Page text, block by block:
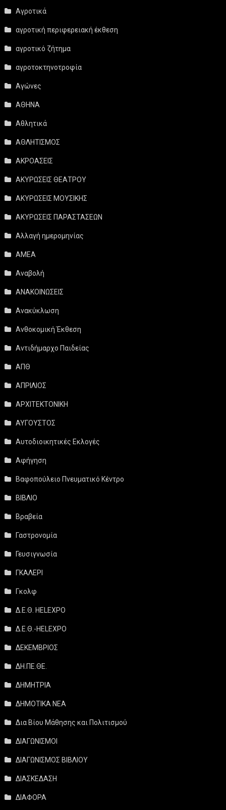
Αγροτικά
αγροτική περιφερειακή έκθεση
αγροτικό ζήτημα
αγροτοκτηνοτροφία
Αγώνες
ΑΘΗΝΑ
Αθλητικά
ΑΘΛΗΤΙΣΜΟΣ
ΑΚΡΟΑΣΕΙΣ
ΑΚΥΡΩΣΕΙΣ ΘΕΑΤΡΟΥ
ΑΚΥΡΩΣΕΙΣ ΜΟΥΣΙΚΗΣ
ΑΚΥΡΩΣΕΙΣ ΠΑΡΑΣΤΑΣΕΩΝ
Αλλαγή ημερομηνίας
ΑΜΕΑ
Αναβολή
ΑΝΑΚΟΙΝΩΣΕΙΣ
Ανακύκλωση
Ανθοκομική Έκθεση
Αντιδήμαρχο Παιδείας
ΑΠΘ
ΑΠΡΙΛΙΟΣ
ΑΡΧΙΤΕΚΤΟΝΙΚΗ
ΑΥΓΟΥΣΤΟΣ
Αυτοδιοικητικές Εκλογές
Αφήγηση
Βαφοπούλειο Πνευματικό Κέντρο
ΒΙΒΛΙΟ
Βραβεία
Γαστρονομία
Γευσιγνωσία
ΓΚΑΛΕΡΙ
Γκολφ
Δ.Ε.Θ. HELEXPO
Δ.Ε.Θ.-HELEXPO
ΔΕΚΕΜΒΡΙΟΣ
ΔΗ.ΠΕ.ΘΕ.
ΔΗΜΗΤΡΙΑ
ΔΗΜΟΤΙΚΑ ΝΕΑ
Δια Βίου Μάθησης και Πολιτισμού
ΔΙΑΓΩΝΙΣΜΟΙ
ΔΙΑΓΩΝΙΣΜΟΣ ΒΙΒΛΙΟΥ
ΔΙΑΣΚΕΔΑΣΗ
ΔΙΑΦΟΡΑ